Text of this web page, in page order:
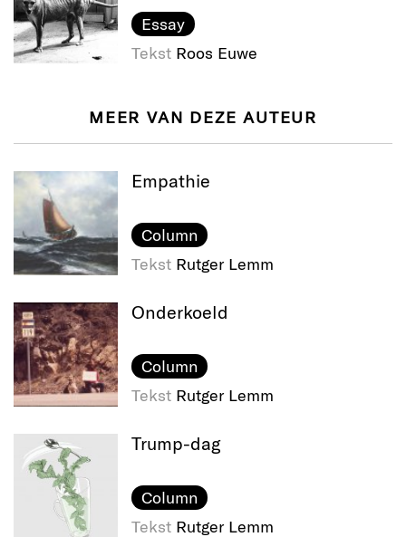
Essay
Tekst Roos Euwe
MEER VAN DEZE AUTEUR
Empathie
Column
Tekst Rutger Lemm
Onderkoeld
Column
Tekst Rutger Lemm
Trump-dag
Column
Tekst Rutger Lemm